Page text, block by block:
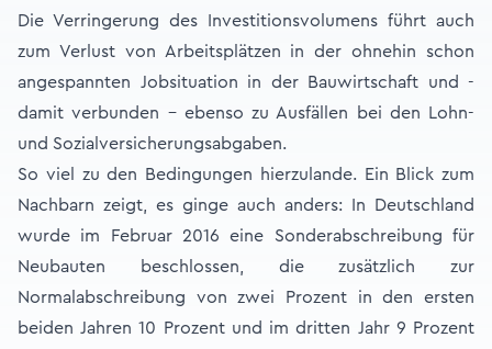
Die Verringerung des Investitionsvolumens führt auch
zum Verlust von Arbeitsplätzen in der ohnehin schon
angespannten Jobsituation in der Bauwirtschaft und -
damit verbunden - ebenso zu Ausfällen bei den Lohn-
und Sozialversicherungsabgaben.
So viel zu den Bedingungen hierzulande. Ein Blick zum
Nachbarn zeigt, es ginge auch anders: In Deutschland
wurde im Februar 2016 eine Sonderabschreibung für
Neubauten beschlossen, die zusätzlich zur
Normalabschreibung von zwei Prozent in den ersten
beiden Jahren 10 Prozent und im dritten Jahr 9 Prozent